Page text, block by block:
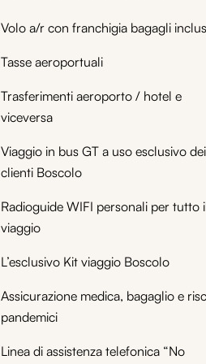
Volo a/r con franchigia bagagli
Tasse aeroportuali
Trasferimenti aeroporto / hotel e
viceversa
Viaggio in bus GT a uso esclusivo dei
clienti Boscolo
Radioguide WIFI personali per tutto
viaggio
L’esclusivo Kit viaggio Boscolo
Assicurazione medica, bagaglio e
pandemici
Linea di assistenza telefonica “No